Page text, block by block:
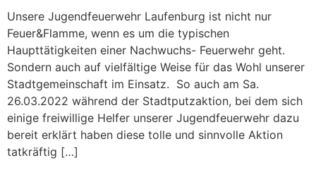
Unsere Jugendfeuerwehr Laufenburg ist nicht nur
Feuer&Flamme, wenn es um die typischen
Haupttätigkeiten einer Nachwuchs- Feuerwehr geht.
Sondern auch auf vielfältige Weise für das Wohl unserer
Stadtgemeinschaft im Einsatz. So auch am Sa.
26.03.2022 während der Stadtputzaktion, bei dem sich
einige freiwillige Helfer unserer Jugendfeuerwehr dazu
bereit erklärt haben diese tolle und sinnvolle Aktion
tatkräftig […]